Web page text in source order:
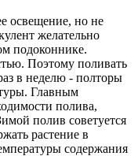
освещение, но не
желательно
подоконнике.
Поэтому поливать
в неделю - полторы
Главным
полива,
полив советуется
растение в
содержания